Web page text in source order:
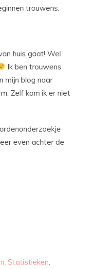
trouwens.
huis gaat! Wel
Ik ben trouwens
mijn blog naar
Zelf kom ik er niet
even achter de
Statistieken